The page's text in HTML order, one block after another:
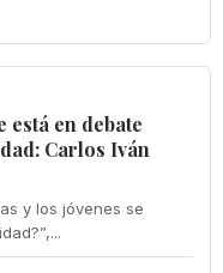
está en debate
Carlos Iván
y los jóvenes se